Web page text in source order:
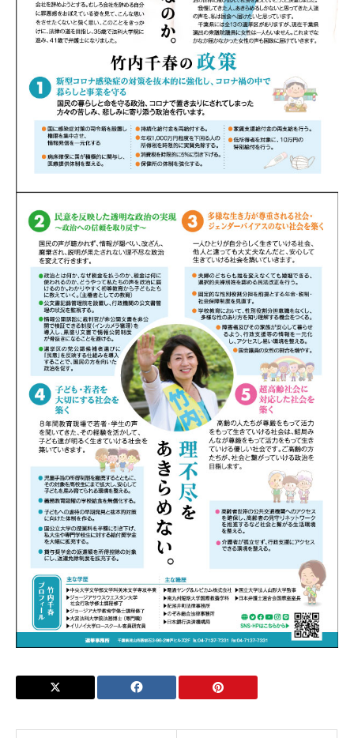
HOME ホーム
Profile
プライバシーポリシー
HOME Profile プライバシーポリシー